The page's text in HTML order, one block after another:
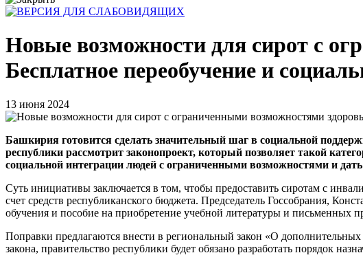
Новые возможности для сирот с
Бесплатное переобучение и
13 июня 2024
Башкирия готовится сделать значительный шаг в социальной
республики рассмотрит законопроект, который позволяет такой
социальной интеграции людей с ограниченными возможностями и
Суть инициативы заключается в том, чтобы предоставить сиротам с
счет средств республиканского бюджета. Председатель Госсобрания,
обучения и пособие на приобретение учебной литературы и письменных
Поправки предлагаются внести в региональный закон «О
закона, правительство республики будет обязано разработать порядок